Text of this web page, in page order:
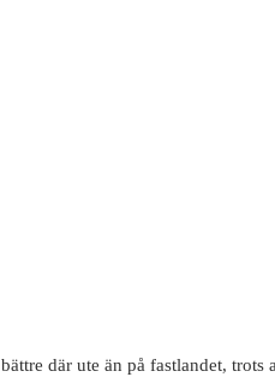
där ute än på fastlandet, trots